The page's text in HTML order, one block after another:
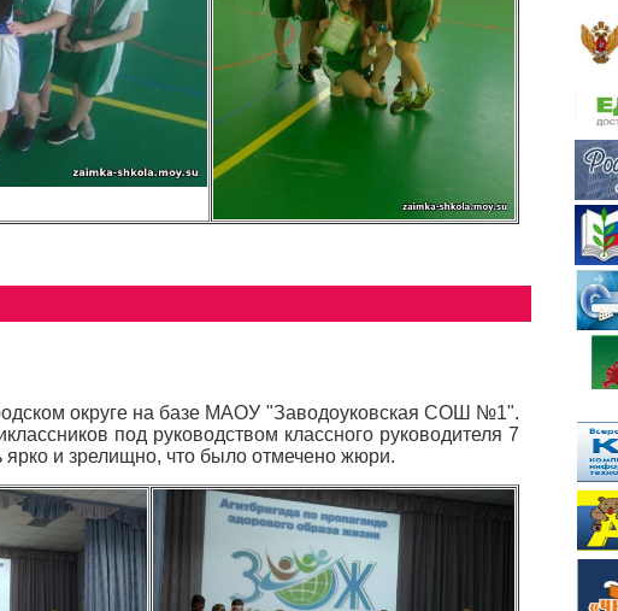
округе на базе МАОУ "Заводоуковская СОШ №1".
под руководством классного руководителя 7
и зрелищно, что было отмечено жюри.